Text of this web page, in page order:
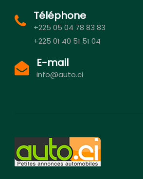
Téléphone
+225 05 04 78 83 83
+225 01 40 51 51 04
E-mail
info@auto.ci